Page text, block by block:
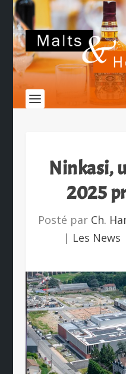
Ninkasi,
2025
Posté par Ch.
| Les News